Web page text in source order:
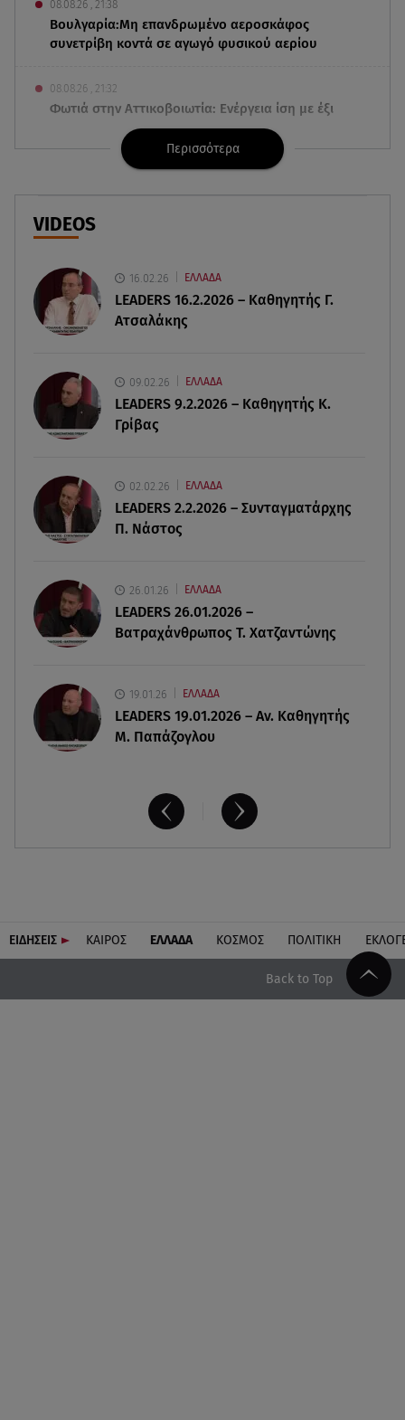
08.08.26 , 21:38
Βουλγαρία:Μη επανδρωμένο αεροσκάφος
συνετρίβη κοντά σε αγωγό φυσικού αερίου
08.08.26 , 21:32
Φωτιά στην Αττικοβοιωτία: Ενέργεια ίση με έξι
ατομικές βόμβες
«Ισλαμικό ΝΑΤΟ»: Πώς επηρεάζεται η Ελλάδα
Τραγωδία στην Πάρο: Νεκρό 4χρονο παιδί σε
πισίνα
500 για το 2026
08.08.26 , 17:45
Εριέττα Κούρκουλου: Η συγκινητική ανάρτηση
08.08.26 , 17:44
Νεκρή μεγαλόσωμη αρκούδα στην Καστοριά,
πιθανόν από πυροβολισμό
08.08.26 , 17:32
Τζο Μπάιντεν: Ο καρκίνος έχει εξαπλωθεί - Η
ανακοίνωση του γιου του
Περισσότερα
VIDEOS
16.02.26 ΕΛΛΑΔΑ
LEADERS 16.2.2026 – Καθηγητής Γ.
Ατσαλάκης
09.02.26 ΕΛΛΑΔΑ
LEADERS 9.2.2026 – Καθηγητής Κ.
Γρίβας
02.02.26 ΕΛΛΑΔΑ
LEADERS 2.2.2026 – Συνταγματάρχης
Π. Νάστος
26.01.26 ΕΛΛΑΔΑ
LEADERS 26.01.2026 –
Βατραχάνθρωπος Τ. Χατζαντώνης
19.01.26 ΕΛΛΑΔΑ
LEADERS 19.01.2026 – Αν. Καθηγητής
Μ. Παπάζογλου
ΕΙΔΗΣΕΙΣ ΚΑΙΡΟΣ ΕΛΛΑΔΑ ΚΟΣΜΟΣ ΠΟΛΙΤΙΚΗ
Back to Top